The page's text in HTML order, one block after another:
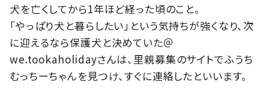
犬を亡くしてから1年ほど経った頃のこと。
「やっぱり犬と暮らしたい」という気持ちが強くなり、次
に迎えるなら保護犬と決めていた＠
we.tookaholidayさんは、里親募集のサイトでふうち
むっちーちゃんを見つけ、すぐに連絡したといいます。